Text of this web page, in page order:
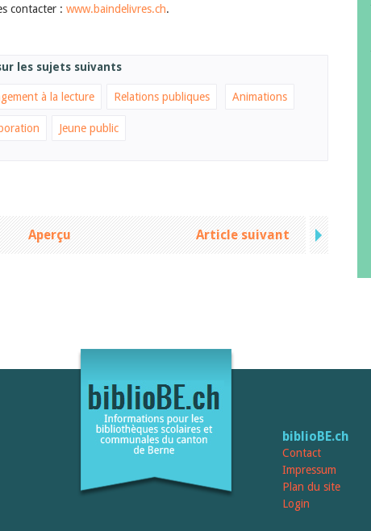
contacter : www.baindelivres.ch.
les sujets suivants
à la lecture Relations publiques Animations
Jeune public
Aperçu Article suivant
biblioBE.ch
Contact
Impressum
Plan du site
Login